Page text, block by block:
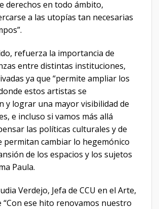
derechos en todo ámbito,
a las utopías tan necesarias
refuerza la importancia de
entre distintas instituciones,
ya que “permite ampliar los
estos artistas se
y lograr una mayor visibilidad de
e incluso si vamos más allá
las políticas culturales y de
permitan cambiar lo hegemónico
de los espacios y los sujetos
Paula.
Verdejo, Jefa de CCU en el Arte,
“Con ese hito renovamos nuestro